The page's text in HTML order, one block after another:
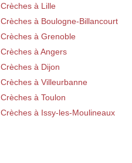
Crèches à Lille
Crèches à Boulogne-Billancourt
Crèches à Grenoble
Crèches à Angers
Crèches à Dijon
Crèches à Villeurbanne
Crèches à Toulon
Crèches à Issy-les-Moulineaux